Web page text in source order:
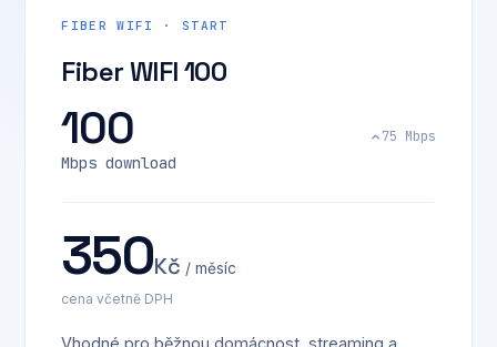
FIBER WIFI · START
Fiber WIFI 100
100
Mbps download
75 Mbps
350Kč / měsíc
cena včetně DPH
Vhodné pro běžnou domácnost, streaming a